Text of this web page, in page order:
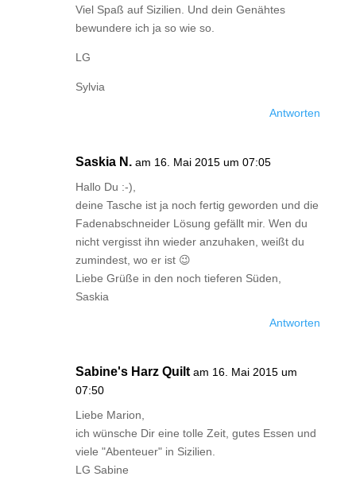
Viel Spaß auf Sizilien. Und dein Genähtes
bewundere ich ja so wie so.
LG
Sylvia
Antworten
Saskia N. am 16. Mai 2015 um 07:05
Hallo Du :-),
deine Tasche ist ja noch fertig geworden und die
Fadenabschneider Lösung gefällt mir. Wen du
nicht vergisst ihn wieder anzuhaken, weißt du
zumindest, wo er ist 😉
Liebe Grüße in den noch tieferen Süden,
Saskia
Antworten
Sabine's Harz Quilt am 16. Mai 2015 um
07:50
Liebe Marion,
ich wünsche Dir eine tolle Zeit, gutes Essen und
viele "Abenteuer" in Sizilien.
LG Sabine